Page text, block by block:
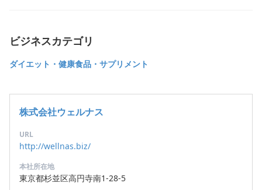
ビジネスカテゴリ
ダイエット・健康食品・サプリメント
株式会社ウェルナス
URL
http://wellnas.biz/
本社所在地
東京都杉並区高円寺南1-28-5